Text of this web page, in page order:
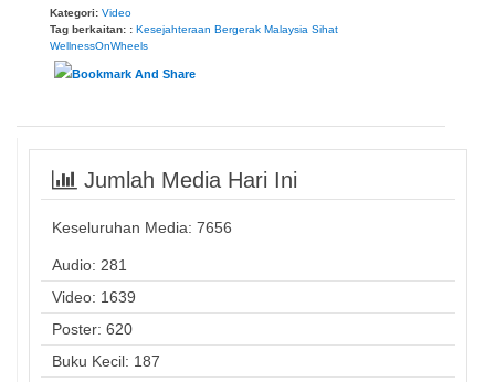
Kategori: Video
Tag berkaitan: : Kesejahteraan Bergerak Malaysia Sihat
WellnessOnWheels
Jumlah Media Hari Ini
Keseluruhan Media: 7656
Audio: 281
Video: 1639
Poster: 620
Buku Kecil: 187